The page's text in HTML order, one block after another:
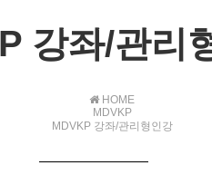
강좌/관리
HOME
MDVKP
MDVKP 강좌/관리형인강